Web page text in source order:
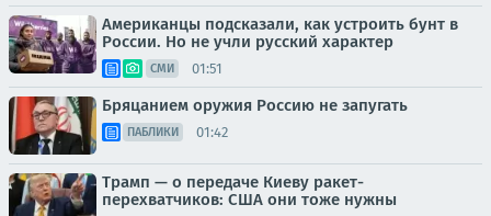
Американцы подсказали, как устроить бунт в
России. Но не учли русский характер
СМИ 01:51
Бряцанием оружия Россию не запугать
ПАБЛИКИ 01:42
Трамп — о передаче Киеву ракет-
перехватчиков: США они тоже нужны